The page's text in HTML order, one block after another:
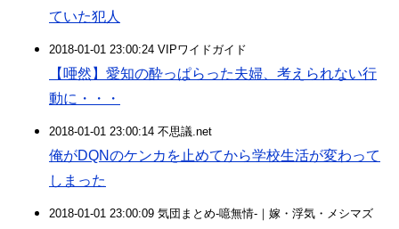
ていた犯人
2018-01-01 23:00:24 VIPワイドガイド
【唖然】愛知の酔っぱらった夫婦、考えられない行
動に・・・
2018-01-01 23:00:14 不思議.net
俺がDQNのケンカを止めてから学校生活が変わって
しまった
2018-01-01 23:00:09 気団まとめ-噫無情-｜嫁・浮気・メシマズ